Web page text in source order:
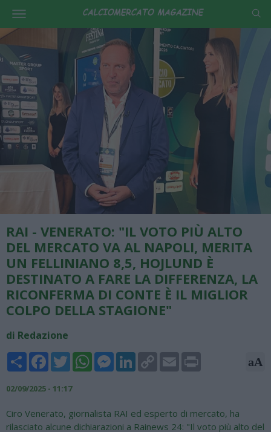
RAI - VENERATO: "IL VOTO PIÙ ALTO
DEL MERCATO VA AL NAPOLI, MERITA
UN FELLINIANO 8,5, HOJLUND È
DESTINATO A FARE LA DIFFERENZA, LA
RICONFERMA DI CONTE È IL MIGLIOR
COLPO DELLA STAGIONE"
di Redazione
Share FacebookTwitterWhatsAppMessengerLinkedInCopy
Link
Email aA
02/09/2025 - 11:17
Ciro Venerato, giornalista RAI ed esperto di mercato, ha
rilasciato alcune dichiarazioni a Rainews 24: "Il voto più alto del